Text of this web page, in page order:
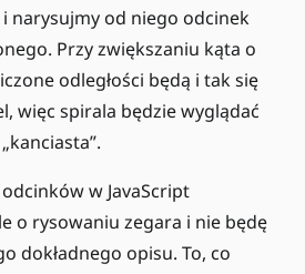
narysujmy od niego odcinek
Przy zwiększaniu kąta o
odległości będą i tak się
więc spirala będzie wyglądać
w JavaScript
o rysowaniu zegara i nie będę
dokładnego opisu. To, co